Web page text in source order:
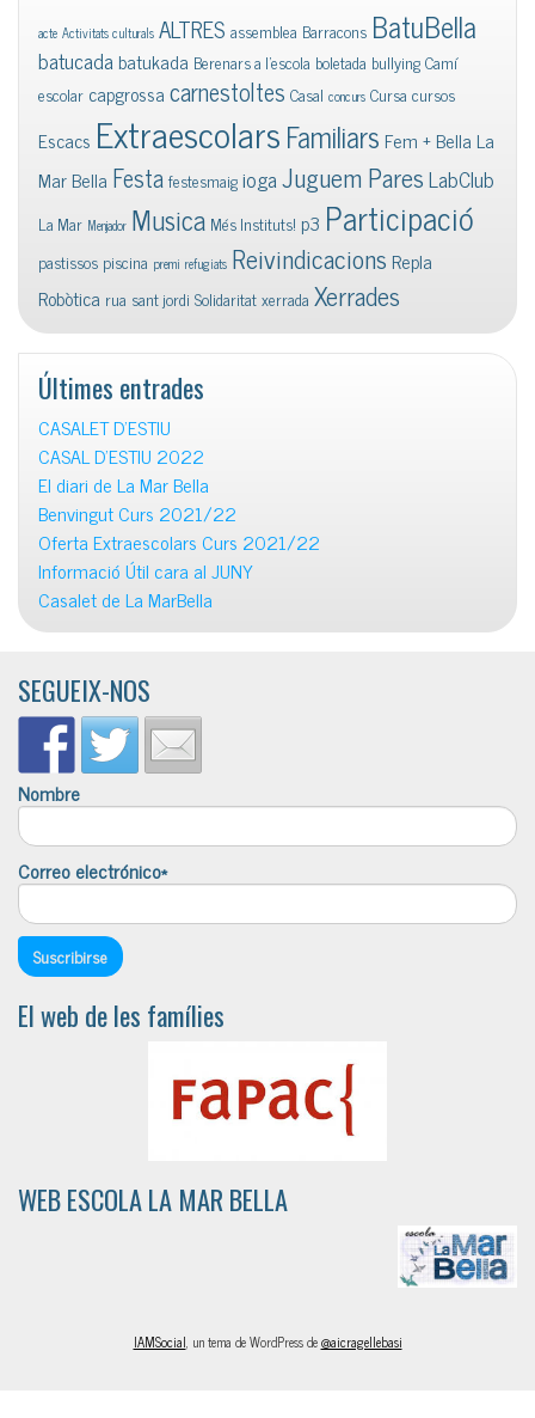
acte Activitats culturals ALTRES assemblea Barracons BatuBella
batucadabatukada Berenars a l'escola boletada bullyingCamí
escolar capgrossacarnestoltes Casal concurs Cursa cursos
Escacs ExtraescolarsFamiliars Fem + Bella La
Mar Bella FestafestesmaigiogaJuguem ParesLabClub
La Mar Menjador Musica Més Instituts! p3 Participació
pastissos piscina premi refugiats Reivindicacions Repla
Robòtica rua sant jordi Solidaritatxerrada Xerrades
Últimes entrades
CASALET D’ESTIU
CASAL D’ESTIU 2022
El diari de La Mar Bella
Benvingut Curs 2021/22
Oferta Extraescolars Curs 2021/22
Informació Útil cara al JUNY
Casalet de La MarBella
SEGUEIX-NOS
Nombre
Correo electrónico*
El web de les famílies
WEB ESCOLA LA MAR BELLA
IAMSocial, un tema de WordPress de@aicragellebasi